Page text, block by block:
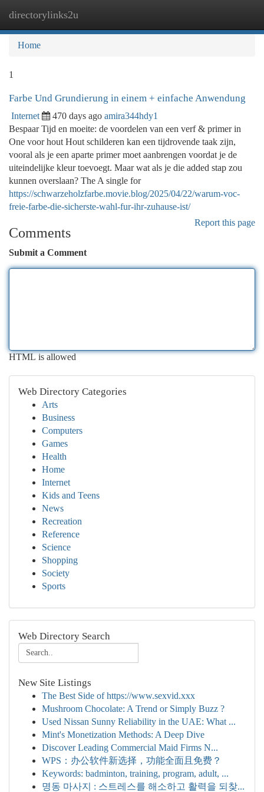
directorylinks2u
Home
1
Farbe Und Grundierung in einem + einfache Anwendung
Internet 470 days ago amira344hdy1
Bespaar Tijd en moeite: de voordelen van een verf & primer in
One voor hout Hout schilderen kan een tijdrovende taak zijn,
vooral als je een aparte primer moet aanbrengen voordat je de
uiteindelijke kleur toevoegt. Maar wat als je die added stap zou
kunnen overslaan? The A single for
https://schwarzeholzfarbe.movie.blog/2025/04/22/warum-voc-
freie-farbe-die-sicherste-wahl-fur-ihr-zuhause-ist/
Report this page
Comments
Submit a Comment
HTML is allowed
Web Directory Categories
Arts
Business
Computers
Games
Health
Home
Internet
Kids and Teens
News
Recreation
Reference
Science
Shopping
Society
Sports
Web Directory Search
New Site Listings
The Best Side of https://www.sexvid.xxx
Mushroom Chocolate: A Trend or Simply Buzz ?
Used Nissan Sunny Reliability in the UAE: What ...
Mint's Monetization Methods: A Deep Dive
Discover Leading Commercial Maid Firms N...
WPS：办公软件新选择，功能全面且免费？
Keywords: badminton, training, program, adult, ...
명동 마사지 : 스트레스를 해소하고 활력을 되찾...